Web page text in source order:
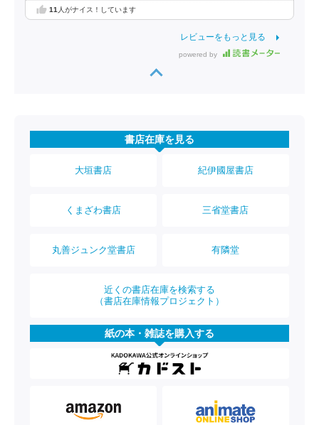
11 人がナイス！しています
レビューをもっと見る
powered by
書店在庫を見る
大垣書店 紀伊國屋書店
くまざわ書店 三省堂書店
丸善ジュンク堂書店 有隣堂
近くの書店在庫を検索する
（書店在庫情報プロジェクト）
紙の本・雑誌を購入する